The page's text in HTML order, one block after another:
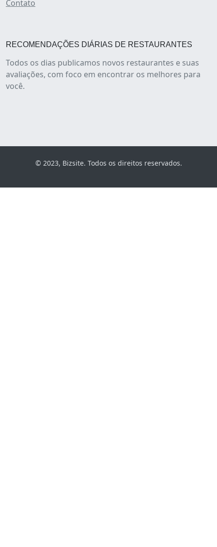
Contato
RECOMENDAÇÕES DIÁRIAS DE RESTAURANTES
Todos os dias publicamos novos restaurantes e suas
avaliações, com foco em encontrar os melhores para
você.
© 2023, Bizsite. Todos os direitos reservados.